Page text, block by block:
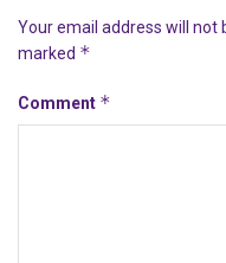
Your email address will not
marked *
Comment *